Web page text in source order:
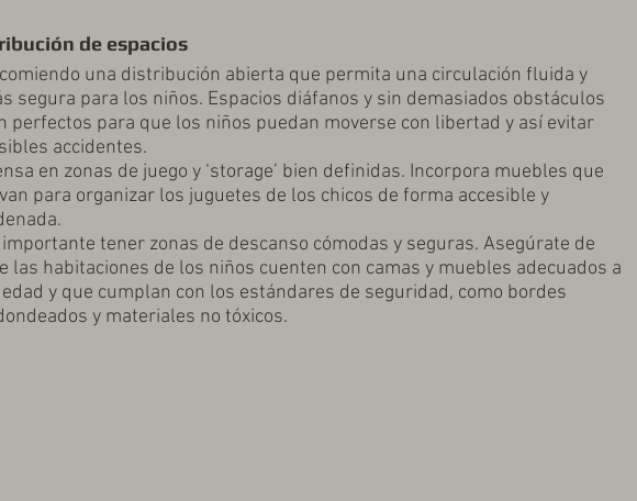
de espacios
una distribución abierta que permita una circulación fluida y
segura para los niños. Espacios diáfanos y sin demasiados obstáculos
perfectos para que los niños puedan moverse con libertad y así evitar
accidentes.
en zonas de juego y ‘storage’ bien definidas. Incorpora muebles que
para organizar los juguetes de los chicos de forma accesible y
importante tener zonas de descanso cómodas y seguras. Asegúrate de
las habitaciones de los niños cuenten con camas y muebles adecuados a
y que cumplan con los estándares de seguridad, como bordes
y materiales no tóxicos.